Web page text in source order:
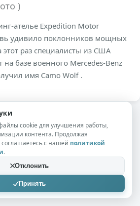
)
ателье Expedition Motor
удивило поклонников мощных
раз специалисты из США
на базе военного Mercedes-Benz
имя Camo Wolf .
cookie для улучшения работы,
контента. Продолжая
соглашаетесь с нашей политикой
.
Отклонить
Принять